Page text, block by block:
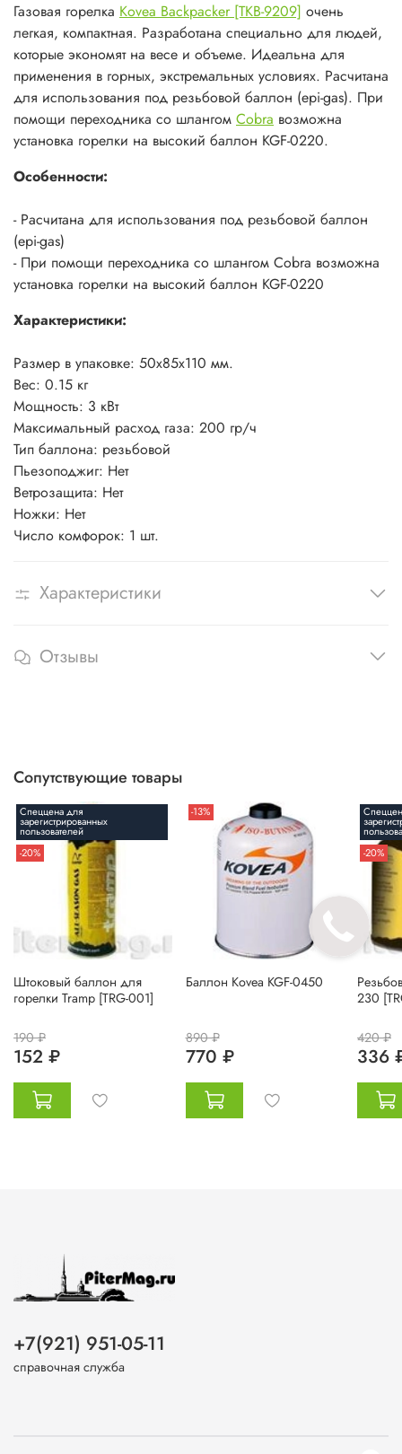
Число комфорок: 1 шт.
Газовая горелка Kovea Backpacker [TKB-9209] очень
легкая, компактная. Разработана специально для людей,
которые экономят на весе и объеме. Идеальна для
применения в горных, экстремальных условиях. Расчитана
для использования под резьбовой баллон (epi-gas). При
помощи переходника со шлангом Cobra возможна
установка горелки на высокий баллон KGF-0220.
Особенности:
- Расчитана для использования под резьбовой баллон
(epi-gas)
- При помощи переходника со шлангом Cobra возможна
установка горелки на высокий баллон KGF-0220
Характеристики:
Размер в упаковке: 50х85х110 мм.
Вес: 0.15 кг
Мощность: 3 кВт
Максимальный расход газа: 200 гр/ч
Тип баллона: резьбовой
Пьезоподжиг: Нет
Ветрозащита: Нет
Ножки: Нет
Число комфорок: 1 шт.
Характеристики
Отзывы
Сопутствующие товары
Спеццена для
зарегистрированных
пользователей
-20%
Штоковый баллон для
горелки Tramp [TRG-001]
190 ₽
152 ₽
-13%
Баллон Kovea KGF-0450
890 ₽
770 ₽
-20%
230
420 ₽
336
+7(921) 951-05-11
справочная служба